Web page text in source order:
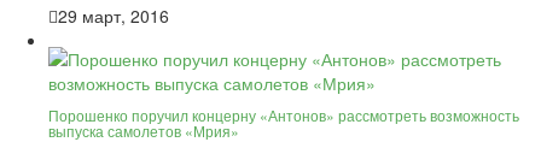
29 март, 2016
Порошенко поручил концерну «Антонов» рассмотреть возможность
выпуска самолетов «Мрия»